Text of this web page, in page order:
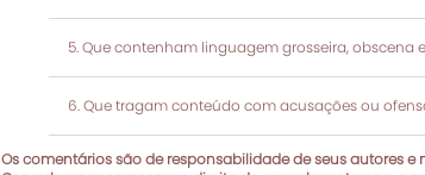
Que contenham linguagem grosseira, obscena
Que tragam conteúdo com acusações ou
Os comentários são de responsabilidade de seus autores e